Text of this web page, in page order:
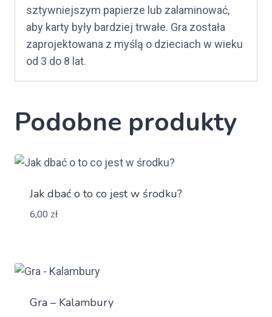
sztywniejszym papierze lub zalaminować,
aby karty były bardziej trwałe. Gra została
zaprojektowana z myślą o dzieciach w wieku
od 3 do 8 lat.
Podobne produkty
Jak dbać o to co jest w środku?
6,00 zł
Gra – Kalambury